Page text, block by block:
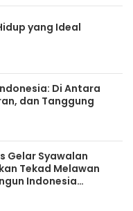
yang Ideal
Di Antara
dan Tanggung
Gelar Syawalan
Tekad Melawan
Indonesia